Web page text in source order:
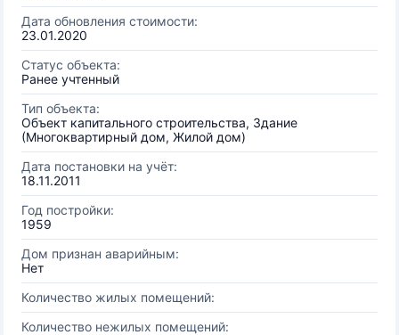
Дата обновления стоимости:
23.01.2020
Статус объекта:
Ранее учтенный
Тип объекта:
Объект капитального строительства, Здание
(Многоквартирный дом, Жилой дом)
Дата постановки на учёт:
18.11.2011
Год постройки:
1959
Дом признан аварийным:
Нет
Количество жилых помещений:
Количество нежилых помещений: